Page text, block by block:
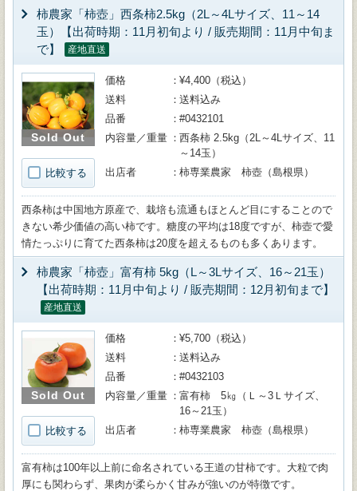
柿農家「柿壺」西条柿2.5kg（2L～4Lサイズ、11～14
玉）【出荷時期：11月初旬より / 販売期間：11月中旬ま
で】
産地直送
Sold Out
比較する
価格
¥4,400（税込）
送料
送料込み
品番
#0432101
内容量／重量
西条柿 2.5kg（2L～4Lサイズ、11
～14玉）
出店者
柿専業農家 柿壺（島根県）
西条柿は中国地方原産で、栽培も流通もほとんど目にすることので
きない希少価値の高い柿です。糖度の平均は18度ですが、柿壺で愛
情たっぷりに育てた西条柿は20度を超えるものも多くあります。
柿農家「柿壺」富有柿 5kg（L～3Lサイズ、16～21玉）
【出荷時期：11月中旬より / 販売期間：12月初旬まで】
産地直送
Sold Out
比較する
価格
¥5,700（税込）
送料
送料込み
品番
#0432103
内容量／重量
富有柿 5㎏（Ｌ～3Ｌサイズ、
16～21玉）
出店者
柿専業農家 柿壺（島根県）
富有柿は100年以上前に命名されている王道の甘柿です。大粒で肉
厚にも関わらず、果肉が柔らかく甘みが強いのが特徴です。